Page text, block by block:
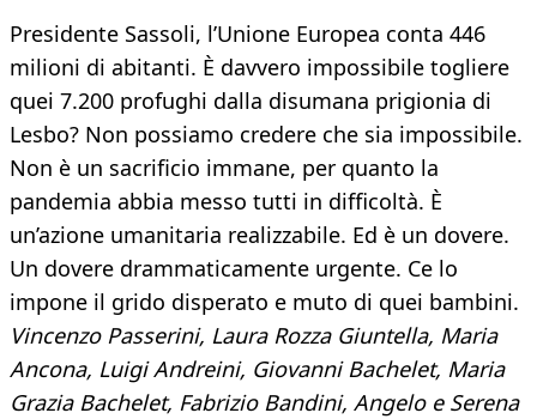
Presidente Sassoli, l’Unione Europea conta 446
milioni di abitanti. È davvero impossibile togliere
quei 7.200 profughi dalla disumana prigionia di
Lesbo? Non possiamo credere che sia impossibile.
Non è un sacrificio immane, per quanto la
pandemia abbia messo tutti in difficoltà. È
un’azione umanitaria realizzabile. Ed è un dovere.
Un dovere drammaticamente urgente. Ce lo
impone il grido disperato e muto di quei bambini.
Vincenzo Passerini, Laura Rozza Giuntella, Maria
Ancona, Luigi Andreini, Giovanni Bachelet, Maria
Grazia Bachelet, Fabrizio Bandini, Angelo e Serena